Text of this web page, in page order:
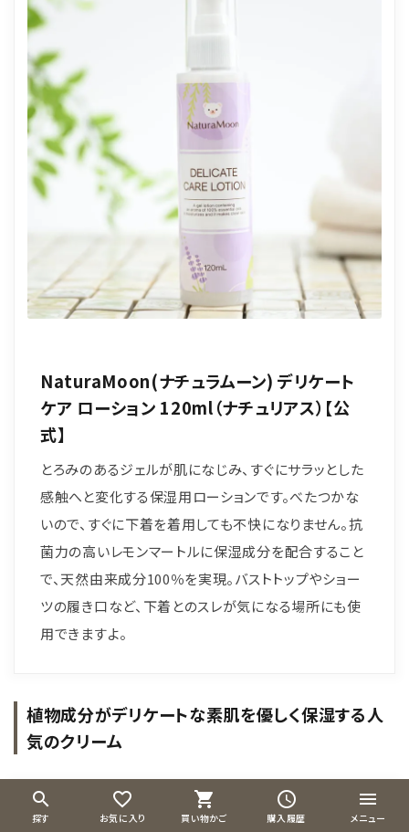
search
探す
favorite_border
お気に入り
shopping_cart
買い物かご
schedule
購入履歴
menu
メニュー
NaturaMoon(ナチュラムーン) デリケート
ケア ローション 120ml（ナチュリアス）【公
式】
とろみのあるジェルが肌になじみ、すぐにサラッとした
感触へと変化する保湿用ローションです。べたつかな
いので、すぐに下着を着用しても不快になりません。抗
菌力の高いレモンマートルに保湿成分を配合すること
で、天然由来成分100％を実現。バストトップやショー
ツの履き口など、下着とのスレが気になる場所にも使
用できますよ。
植物成分がデリケートな素肌を優しく保湿する人
気のクリーム